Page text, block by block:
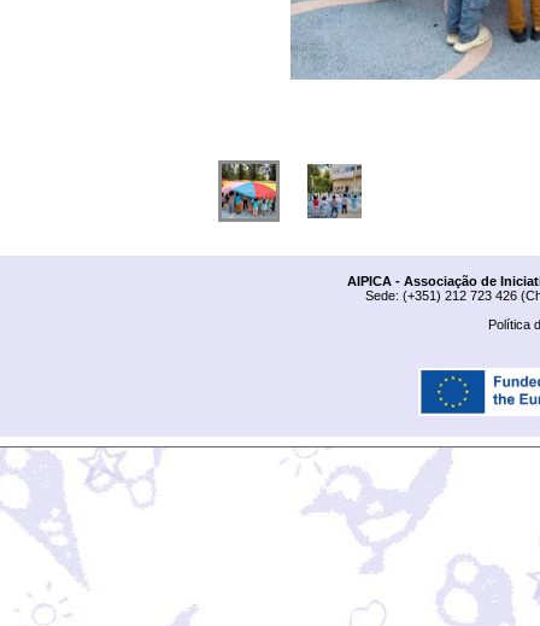
AIPICA - Associação de
Sede: (+351) 212 723 426
Política